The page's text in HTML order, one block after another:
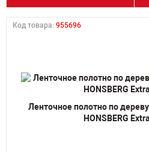
Код товара: 955696
Ленточное полотно по
HONSBERG